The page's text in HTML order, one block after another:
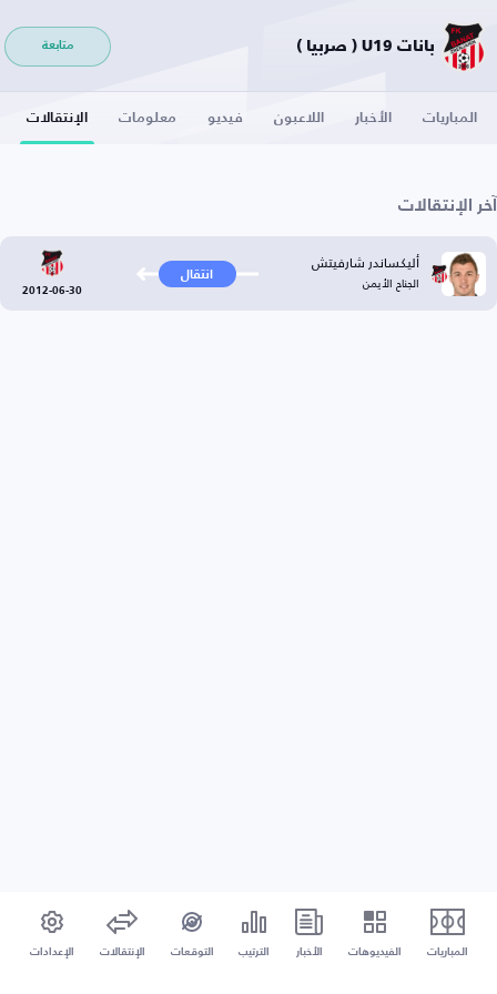
بانات U19 ( صربيا ) متابعة
المباريات الأخبار اللاعبون فيديو معلومات الإنتقالات
آخر الإنتقالات
أليكساندر شارفيتش
الجناح الأيمن انتقال
2012-06-30
المباريات الفيديوهات الأخبار الترتيب التوقعات الإنتقالات الإعدادات